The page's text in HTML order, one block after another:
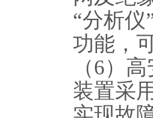
“分析仪
功能，
（6）
装置采